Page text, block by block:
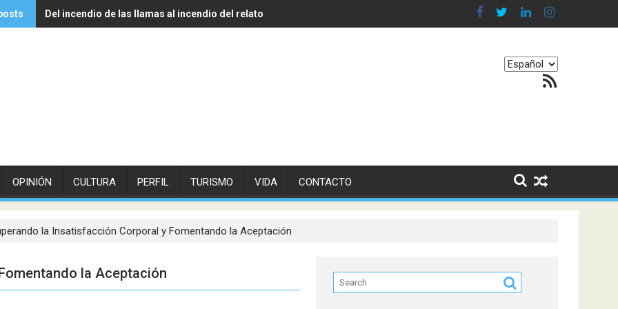
Del incendio de las llamas al incendio del relato
Experto de Vithas explica cómo las olas de calor influyen en nuestro equilibrio emocional
Elegir
Feed RSS
OPINIÓN CULTURA PERFIL TURISMO VIDA CONTACTO
la Insatisfacción Corporal y Fomentando la Aceptación
la Aceptación